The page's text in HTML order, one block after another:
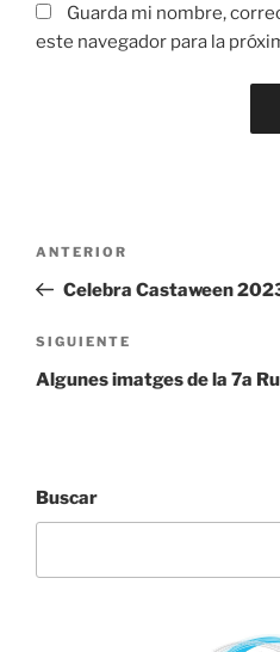
Guarda mi nombre,
este navegador para la
entradas
Entrada
anterior:
ANTERIOR
Celebra Castaween
Siguiente
entrada
SIGUIENTE
Algunes imatges de la 7a
Buscar